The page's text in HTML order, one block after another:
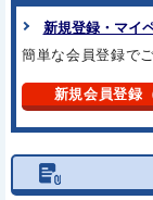
新規登録・マイ
簡単な会員登録で
新規会員登録